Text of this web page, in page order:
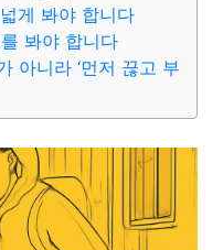
게 봐야 합니다
봐야 합니다
아니라 ‘먼저 끊고 부